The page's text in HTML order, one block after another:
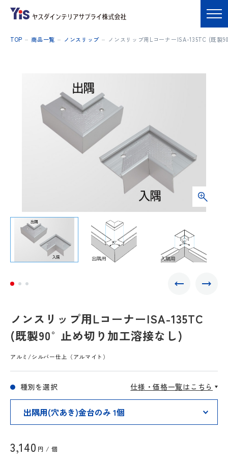
TOP 商品一覧 ノンスリップ ノンスリップ用LコーナーISA-135TC (既製
ノンスリップ用LコーナーISA-135TC
(既製90°止め切り加工溶接なし)
アルミ/シルバー仕上（アルマイト）
仕様・価格一覧はこちら
種別を選択
3,140 円 / 個